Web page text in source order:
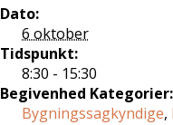
Dato:
6 oktober
Tidspunkt:
8:30 - 15:30
Begivenhed Kategorier:
Bygningssagkyndige,